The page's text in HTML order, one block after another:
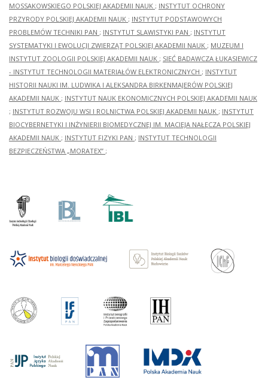
MOSSAKOWSKIEGO POLSKIEJ AKADEMII NAUK ; INSTYTUT OCHRONY
PRZYRODY POLSKIEJ AKADEMII NAUK ; INSTYTUT PODSTAWOWYCH
PROBLEMÓW TECHNIKI PAN ; INSTYTUT SLAWISTYKI PAN ; INSTYTUT
SYSTEMATYKI I EWOLUCJI ZWIERZĄT POLSKIEJ AKADEMII NAUK ; MUZEUM I
INSTYTUT ZOOLOGII POLSKIEJ AKADEMII NAUK ; SIEĆ BADAWCZA ŁUKASIEWICZ
- INSTYTUT TECHNOLOGII MATERIAŁÓW ELEKTRONICZNYCH ; INSTYTUT
HISTORII NAUKI IM. LUDWIKA I ALEKSANDRA BIRKENMAJERÓW POLSKIEJ
AKADEMII NAUK ; INSTYTUT NAUK EKONOMICZNYCH POLSKIEJ AKADEMII NAUK
; INSTYTUT ROZWOJU WSI I ROLNICTWA POLSKIEJ AKADEMII NAUK ; INSTYTUT
BIOCYBERNETYKI I INŻYNIERII BIOMEDYCZNEJ IM. MACIEJA NAŁĘCZA POLSKIEJ
AKADEMII NAUK ; INSTYTUT FIZYKI PAN ; INSTYTUT TECHNOLOGII
BEZPIECZEŃSTWA „MORATEX” ;